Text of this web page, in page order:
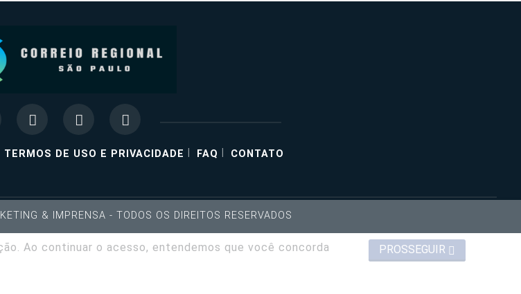
TERMOS DE USO E PRIVACIDADE FAQ CONTATO
& IMPRENSA - TODOS OS DIREITOS RESERVADOS
Ao continuar o acesso, entendemos que você concorda
PROSSEGUIR